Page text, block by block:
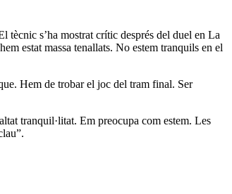
tècnic s’ha mostrat crític després del duel en La
estat massa tenallats. No estem tranquils en el
Hem de trobar el joc del tram final. Ser
tranquil·litat. Em preocupa com estem. Les